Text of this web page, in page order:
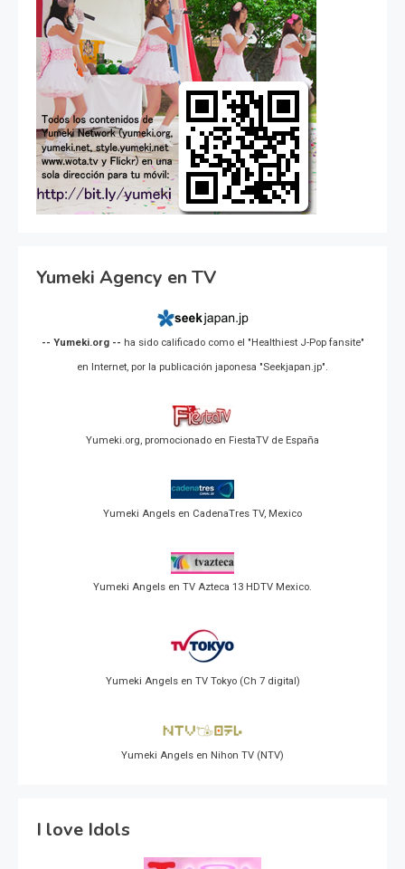
Yumeki Agency en TV
-- Yumeki.org -- ha sido calificado como el "Healthiest J-Pop fansite"
en Internet, por la publicación japonesa "Seekjapan.jp".
Yumeki.org, promocionado en FiestaTV de España
Yumeki Angels en CadenaTres TV, Mexico
Yumeki Angels en TV Azteca 13 HDTV Mexico.
Yumeki Angels en TV Tokyo (Ch 7 digital)
Yumeki Angels en Nihon TV (NTV)
I love Idols